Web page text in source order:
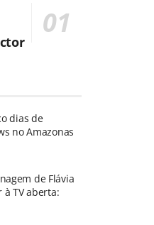
dias de
no Amazonas
de Flávia
TV aberta: